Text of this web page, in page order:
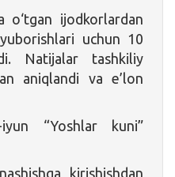
o‘tgan ijodkorlardan
uchun 10
Natijalar tashkiliy
aniqlandi va e’lon
“Yoshlar kuni”
kirishishdan